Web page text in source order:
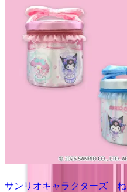
サンリオキャラクターズ